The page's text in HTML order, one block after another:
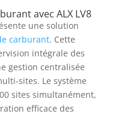
avec ALX LV8
une solution
carburant. Cette
intégrale des
gestion centralisée
sites. Le système
sites simultanément,
efficace des